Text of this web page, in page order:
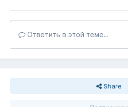
Ответить в этой теме...
Share